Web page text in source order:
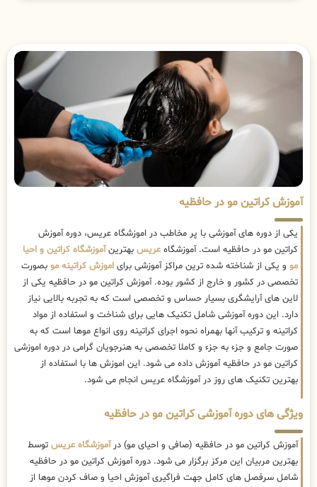
آموزش کراتین مو در حافظیه
یکی از دوره های آموزشی با پر مخاطب در اموزشگاه عریس، دوره آموزش
کراتین مو در حافظیه است. آموزشگاه عریس بهترینآموزشگاه کراتین و احیا
مو و یکی از شناخته شده ترین مراکز آموزشی برای اموزش کراتینه مو بصورت
تخصصی در کشور و خارج از کشور بوده. آموزش کراتین مو در حافظیه یکی از
لاین های آرایشگری بسیار حساس و تخصصی است که به تجربه بالایی نیاز
دارد. این دوره آموزشی شامل تکنیک هایی برای شناخت و استفاده از مواد
کراتینه و ترکیب آنها بهمراه نحوه اجرای کراتینه روی انواع موها است که به
صورت جامع و جزء به جزء و کاملا تخصصی به هنرجویان گرامی در دوره اموزشی
کراتین مو در حافظیه آموزش داده می شود. این اموزش ها با استفاده از
بهترین تکنیک های روز در آموزشگاه عریس انجام می شود.
ویژگی های دوره آموزشی کراتین مو در حافظیه
آموزش کراتین مو در حافظیه (صافی و احیای مو) درآموزشگاه عریس توسط
بهترین مربیان این مرکز برگزار می شود. دوره آموزش کراتین مو در حافظیه
شامل سرفصل های کامل جهت فراگیری آموزش احیا و صاف کردن موها از